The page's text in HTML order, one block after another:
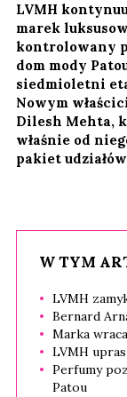
LVMH
marek
kontrolowany
dom mody
siedmioletni
Nowym
Dilesh Mehta,
właśnie od
pakiet
W TYM
LVMH
Bernard
Marka
LVMH
Perfumy
Patou